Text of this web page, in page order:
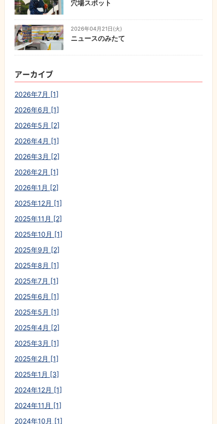
穴場スポット
2026年04月21日(火)
ニュースのみたて
アーカイブ
2026年7月 [1]
2026年6月 [1]
2026年5月 [2]
2026年4月 [1]
2026年3月 [2]
2026年2月 [1]
2026年1月 [2]
2025年12月 [1]
2025年11月 [2]
2025年10月 [1]
2025年9月 [2]
2025年8月 [1]
2025年7月 [1]
2025年6月 [1]
2025年5月 [1]
2025年4月 [2]
2025年3月 [1]
2025年2月 [1]
2025年1月 [3]
2024年12月 [1]
2024年11月 [1]
2024年10月 [1]